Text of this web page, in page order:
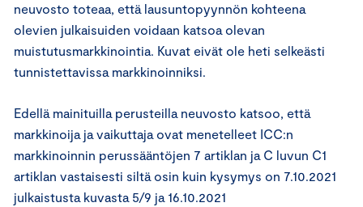
neuvosto toteaa, että lausuntopyynnön kohteena
olevien julkaisuiden voidaan katsoa olevan
muistutusmarkkinointia. Kuvat eivät ole heti selkeästi
tunnistettavissa markkinoinniksi.
Edellä mainituilla perusteilla neuvosto katsoo, että
markkinoija ja vaikuttaja ovat menetelleet ICC:n
markkinoinnin perussääntöjen 7 artiklan ja C luvun C1
artiklan vastaisesti siltä osin kuin kysymys on 7.10.2021
julkaistusta kuvasta 5/9 ja 16.10.2021